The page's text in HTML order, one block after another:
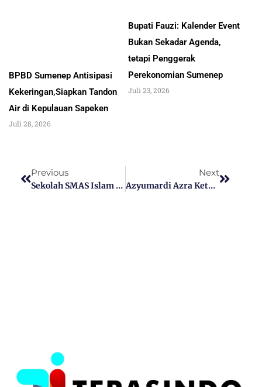
BPBD Sumenep Antisipasi
Kekeringan,Siapkan Tandon
Air di Kepulauan Sapeken
Juli 28, 2026
Bupati Fauzi: Kalender Event
Bukan Sekadar Agenda,
tetapi Penggerak
Perekonomian Sumenep
Juli 23, 2026
Previous
Sekolah SMAS Islam Darunnajah Gadu Timur Ganding Cetak Siswa Berjiwa Wirausahawan Muda
Next
Azyumardi Azra Ketua Dewan Pers Wafat